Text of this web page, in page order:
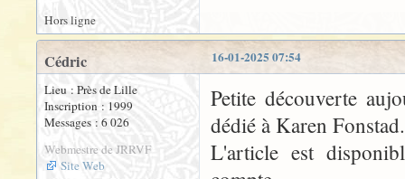
Hors ligne
16-01-2025 07:54
Cédric
Lieu : Près de Lille
Inscription : 1999
Messages : 6 026
Webmestre de JRRVF
Site Web
Petite découverte
dédié à Karen Fonstad.
L'article est